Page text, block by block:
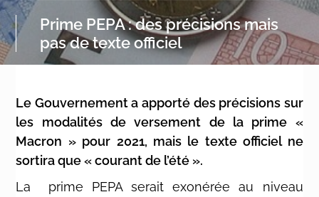
Prime PEPA : des précisions mais
pas de texte officiel
Le Gouvernement a apporté des précisions sur
les modalités de versement de la prime «
Macron » pour 2021, mais le texte officiel ne
sortira que « courant de l’été ».
La prime PEPA serait exonérée au niveau